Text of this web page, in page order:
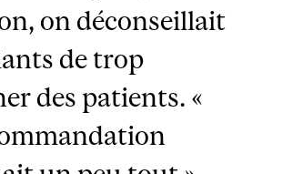
on déconseillait
de trop
des patients. «